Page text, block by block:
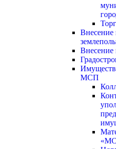
Внесение
Внесение
МСП